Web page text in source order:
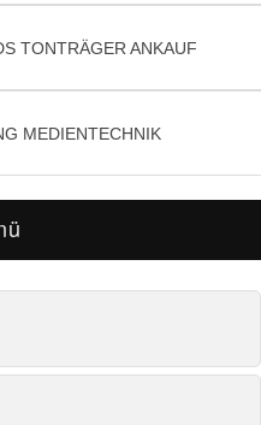
TONTRÄGER ANKAUF
MEDIENTECHNIK